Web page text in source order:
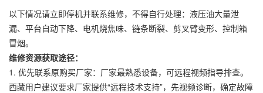
以下情况请立即停机并联系维修，不得自行处理：液压油大量泄
漏、平台自动下降、电机烧焦味、链条断裂、剪叉臂变形、控制箱
冒烟。
维修资源获取途径：
1. 优先联系原购买厂家：厂家最熟悉设备，可远程视频指导排查。
西藏用户建议要求厂家提供“远程技术支持”，先视频诊断，确定故障